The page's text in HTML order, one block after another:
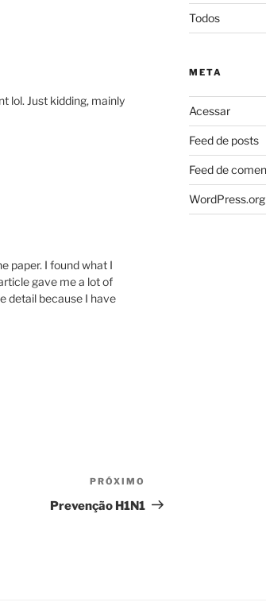
lol. Just kidding, mainly
paper. I found what I
gave me a lot of
detail because I have
post
PRÓXIMO
Prevenção H1N1
Todos
META
Acessar
Feed de posts
Feed de
WordPress.org